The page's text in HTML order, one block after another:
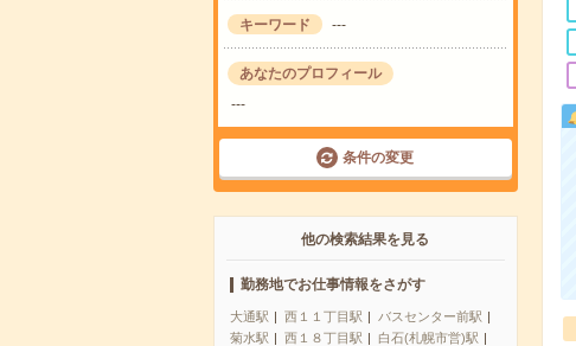
キーワード ---
あなたのプロフィール
---
条件の変更
他の検索結果を見る
勤務地でお仕事情報をさがす
大通駅 西１１丁目駅
バスセンター前駅
菊水駅
西１８丁目駅
白石(札幌市営)駅